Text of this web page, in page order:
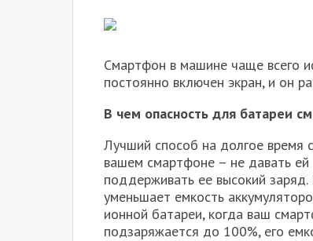
Смартфон в машине чаще всего
постоянно включен экран, и он
В чем опасность для батареи
Лучший способ на долгое время
вашем смартфоне – не давать
поддерживать ее высокий
уменьшает емкость
ионной батареи, когда ваш
подзаряжается до 100%, его